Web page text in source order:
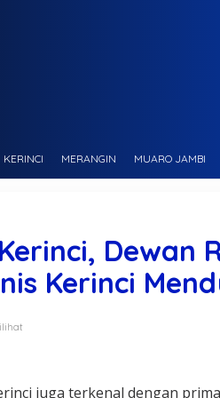
KERINCI MERANGIN MUARO JAMBI
Dewan
Kerinci
juga terkenal dengan